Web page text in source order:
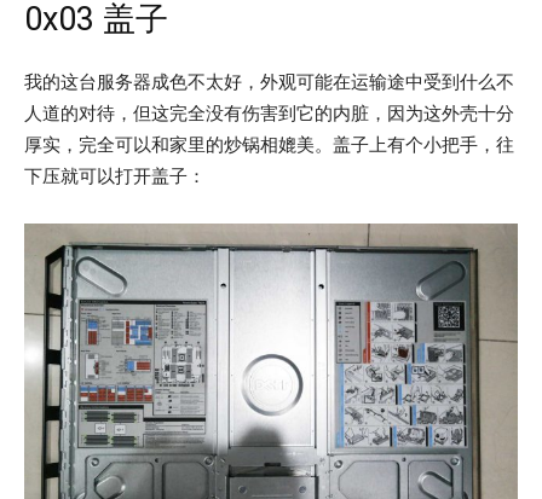
0x03 盖子
我的这台服务器成色不太好，外观可能在运输途中受到什么不
人道的对待，但这完全没有伤害到它的内脏，因为这外壳十分
厚实，完全可以和家里的炒锅相媲美。盖子上有个小把手，往
下压就可以打开盖子：